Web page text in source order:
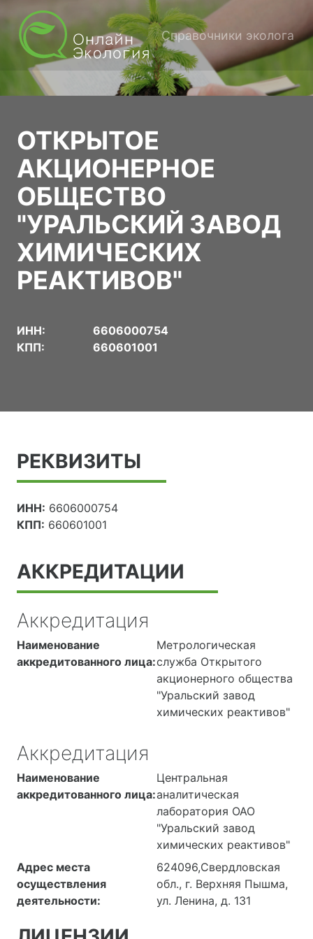
Справочники эколога
ОТКРЫТОЕ
АКЦИОНЕРНОЕ
ОБЩЕСТВО
"УРАЛЬСКИЙ ЗАВОД
ХИМИЧЕСКИХ
РЕАКТИВОВ"
ИНН:
6606000754
КПП:
660601001
РЕКВИЗИТЫ
ИНН: 6606000754
КПП: 660601001
АККРЕДИТАЦИИ
Аккредитация
Наименование
аккредитованного лица:
Метрологическая
служба Открытого
акционерного общества
"Уральский завод
химических реактивов"
Аккредитация
Наименование
аккредитованного лица:
Центральная
аналитическая
лаборатория ОАО
"Уральский завод
химических реактивов"
Адрес места
осуществления
деятельности:
624096,Свердловская
обл., г. Верхняя Пышма,
ул. Ленина, д. 131